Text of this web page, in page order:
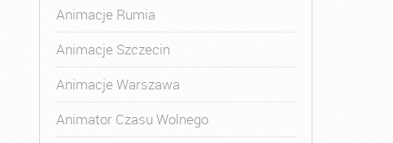
Kurs Animatora Gdynia,Kurs Animatora Katowice
Animacje Rumia
Animacje Szczecin
Animacje Warszawa
Animator Czasu Wolnego